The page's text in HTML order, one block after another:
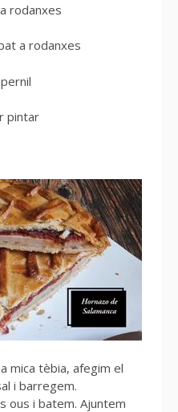
rodanxes
a rodanxes
pintar
mica tèbia, afegim el
i barregem.
ous i batem. Ajuntem